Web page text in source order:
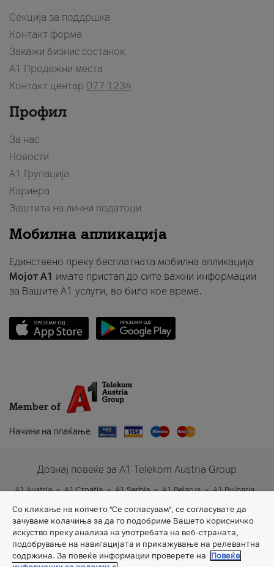
Секција за поддршка
Контакт форма
Закажи бизнис состанок
A1 Продажни места
Контакт центар 077 1234
Профил
За нас
Новости
А1 Групација
Кариера
Заштита на лични податоци
Мобилна апликација
Единствено преку бесплатната мобилна апликација
Мојот A1 имате пристап до сите важни информации
за Вашите A1 услуги, во било кое време.
Member of
Начини на плаќање
Дознај повеќе за A1 Telekom Austria Group
A1 Austria A1 Croatia A1 Serbia A1 Belarus
A1 Bulgaria
Со кликање на копчето "Се согласувам", се согласувате да
зачуваме колачиња за да го подобриме Вашето корисничко
искуство преку анализа на употребата на веб-страната,
подобрување на навигацијата и прикажување на релевантна
содржина. За повеќе информации проверете на
Повеќе